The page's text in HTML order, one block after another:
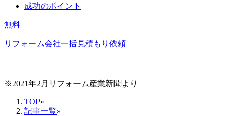
成功のポイント
無料
リフォーム会社一括見積もり依頼
※2021年2月リフォーム産業新聞より
TOP»
記事一覧»